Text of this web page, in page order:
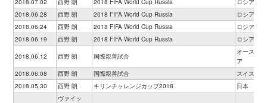
2018.07.02 西野 朗 2018 FIFA World Cup Russia
ロシア
2018.06.28
西野 朗 2018 FIFA World Cup Russia
ロシア
2018.06.24
西野 朗 2018 FIFA World Cup Russia
ロシア
2018.06.19
西野 朗 2018 FIFA World Cup Russia ロシア
2018.06.12 西野 朗 国際親善試合
オーストリ
ア
2018.06.08
西野 朗 国際親善試合
スイス
2018.05.30
西野 朗 キリンチャレンジカップ2018 日本
ヴァイッ